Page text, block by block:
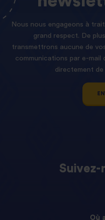
Nous nous engageons à
grand respect. De
transmettrons aucune de
communications par e-mail
directement
Suivez-
Où